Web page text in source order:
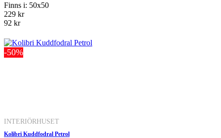
Finns i: 50x50
229 kr
92 kr
-50%
INTERIÖRHUSET
Kolibri Kuddfodral Petrol